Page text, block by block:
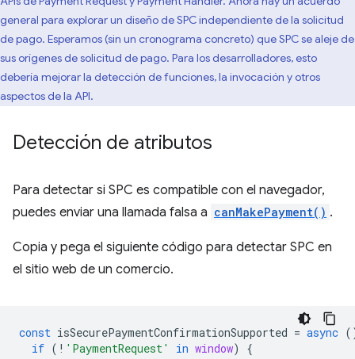
general para explorar un diseño de SPC independiente de la solicitud
de pago. Esperamos (sin un cronograma concreto) que SPC se aleje de
sus orígenes de solicitud de pago. Para los desarrolladores, esto
debería mejorar la detección de funciones, la invocación y otros
aspectos de la API.
Detección de atributos
Para detectar si SPC es compatible con el navegador,
puedes enviar una llamada falsa a canMakePayment() .
Copia y pega el siguiente código para detectar SPC en
el sitio web de un comercio.
const isSecurePaymentConfirmationSupported = async
if ( ! 'PaymentRequest' in window)
{